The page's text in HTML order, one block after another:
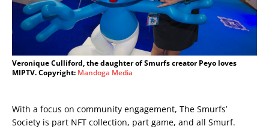
Veronique Culliford, the daughter of Smurfs creator Peyo loves
MIPTV. Copyright: Mandoga Media
With a focus on community engagement, The Smurfs’
Society is part NFT collection, part game, and all Smurf.